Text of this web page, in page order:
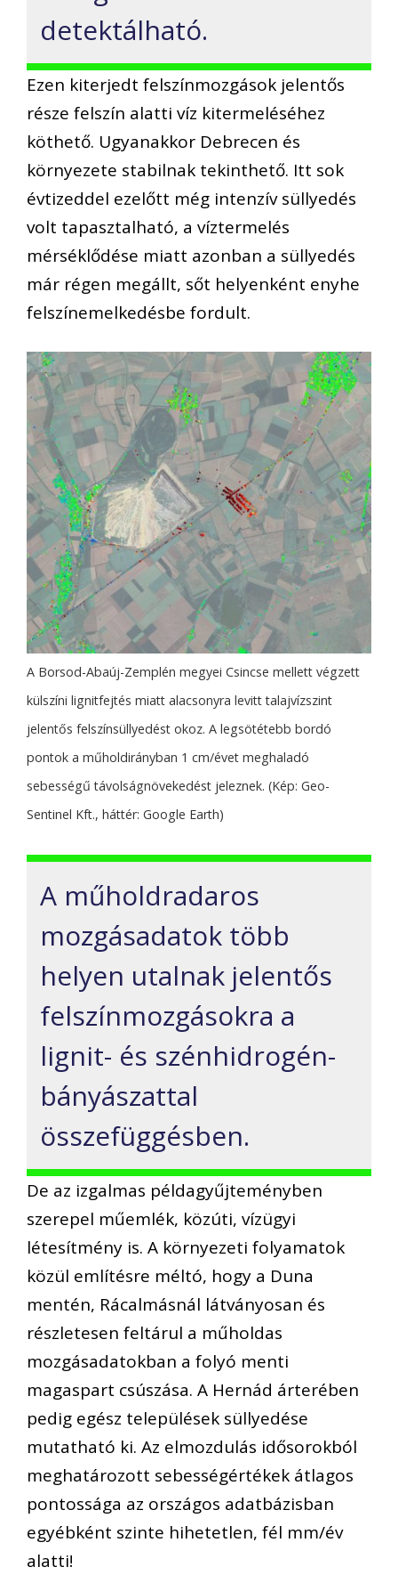
detektálható.
Ezen kiterjedt felszínmozgások jelentős
része felszín alatti víz kitermeléséhez
köthető. Ugyanakkor Debrecen és
környezete stabilnak tekinthető. Itt sok
évtizeddel ezelőtt még intenzív süllyedés
volt tapasztalható, a víztermelés
mérséklődése miatt azonban a süllyedés
már régen megállt, sőt helyenként enyhe
felszínemelkedésbe fordult.
A Borsod-Abaúj-Zemplén megyei Csincse mellett végzett
külszíni lignitfejtés miatt alacsonyra levitt talajvízszint
jelentős felszínsüllyedést okoz. A legsötétebb bordó
pontok a műholdirányban 1 cm/évet meghaladó
sebességű távolságnövekedést jeleznek. (Kép: Geo-
Sentinel Kft., háttér: Google Earth)
A műholdradaros
mozgásadatok több
helyen utalnak jelentős
felszínmozgásokra a
lignit- és szénhidrogén-
bányászattal
összefüggésben.
De az izgalmas példagyűjteményben
szerepel műemlék, közúti, vízügyi
létesítmény is. A környezeti folyamatok
közül említésre méltó, hogy a Duna
mentén, Rácalmásnál látványosan és
részletesen feltárul a műholdas
mozgásadatokban a folyó menti
magaspart csúszása. A Hernád árterében
pedig egész települések süllyedése
mutatható ki. Az elmozdulás idősorokból
meghatározott sebességértékek átlagos
pontossága az országos adatbázisban
egyébként szinte hihetetlen, fél mm/év
alatti!